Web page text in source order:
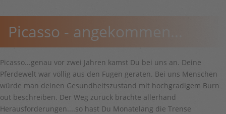
Picasso - angekommen...
Picasso...genau vor zwei Jahren kamst Du bei uns an. Deine
Pferdewelt war völlig aus den Fugen geraten. Bei uns Menschen
würde man deinen Gesundheitszustand mit hochgradigem Burn
out beschreiben. Der Weg zurück brachte allerhand
Herausforderungen....so hast Du Monatelang die Trense